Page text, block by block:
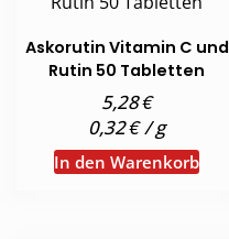
Askorutin Vitamin C und
Rutin 50 Tabletten
5,28€
0,32€/g
In den Warenkorb